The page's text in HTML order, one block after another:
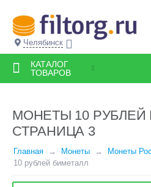
Челябинск
КАТАЛОГ
ТОВАРОВ
МОНЕТЫ 10 РУБЛЕЙ
СТРАНИЦА 3
Главная Монеты
Монеты
10 рублей биметалл